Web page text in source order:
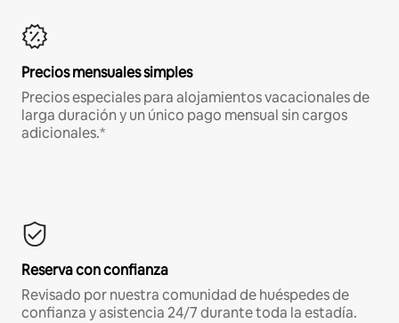
Precios mensuales simples
Precios especiales para alojamientos vacacionales de
larga duración y un único pago mensual sin cargos
adicionales.*
Reserva con confianza
Revisado por nuestra comunidad de huéspedes de
confianza y asistencia 24/7 durante toda la estadía.